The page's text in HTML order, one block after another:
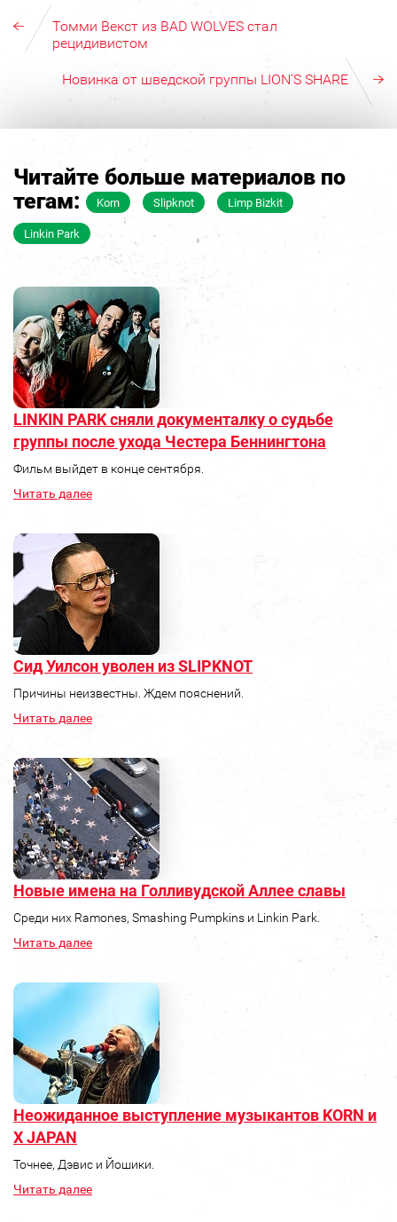
Томми Векст из BAD WOLVES стал
рецидивистом
Новинка от шведской группы LION'S SHARE
Читайте больше материалов по
тегам:
Korn Slipknot Limp Bizkit
Linkin Park
LINKIN PARK сняли документалку о судьбе
группы после ухода Честера Беннингтона
Фильм выйдет в конце сентября.
Читать далее
Сид Уилсон уволен из SLIPKNOT
Причины неизвестны. Ждем пояснений.
Читать далее
Новые имена на Голливудской Аллее славы
Среди них Ramones, Smashing Pumpkins и Linkin Park.
Читать далее
Неожиданное выступление музыкантов KORN и
X JAPAN
Точнее, Дэвис и Йошики.
Читать далее